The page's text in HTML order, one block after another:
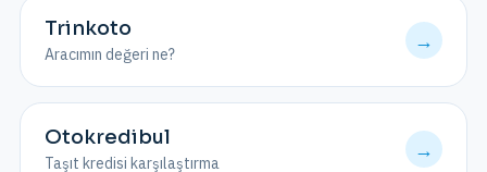
Trinkoto
Aracımın değeri ne?
→
Otokredibul
Taşıt kredisi karşılaştırma
→